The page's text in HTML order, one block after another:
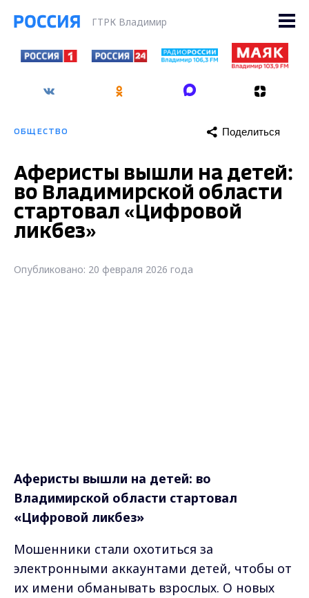
ГТРК Владимир
ОБЩЕСТВО Поделиться
Аферисты вышли на детей:
во Владимирской области
стартовал «Цифровой
ликбез»
Опубликовано: 20 февраля 2026 года
Аферисты вышли на детей: во
Владимирской области стартовал
«Цифровой ликбез»
Мошенники стали охотиться за
электронными аккаунтами детей, чтобы от
их имени обманывать взрослых. О новых